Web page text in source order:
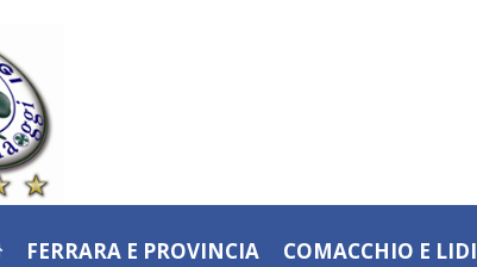
FERRARA E PROVINCIA COMACCHIO E LIDI